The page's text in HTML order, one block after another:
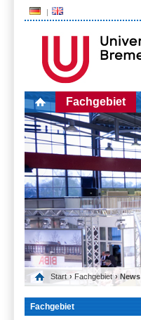
Fachgebiet
Start › Fachgebiet › News
Fachgebiet